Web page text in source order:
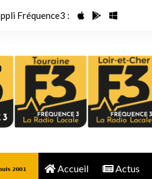
Fréquence3 :
Accueil Actus